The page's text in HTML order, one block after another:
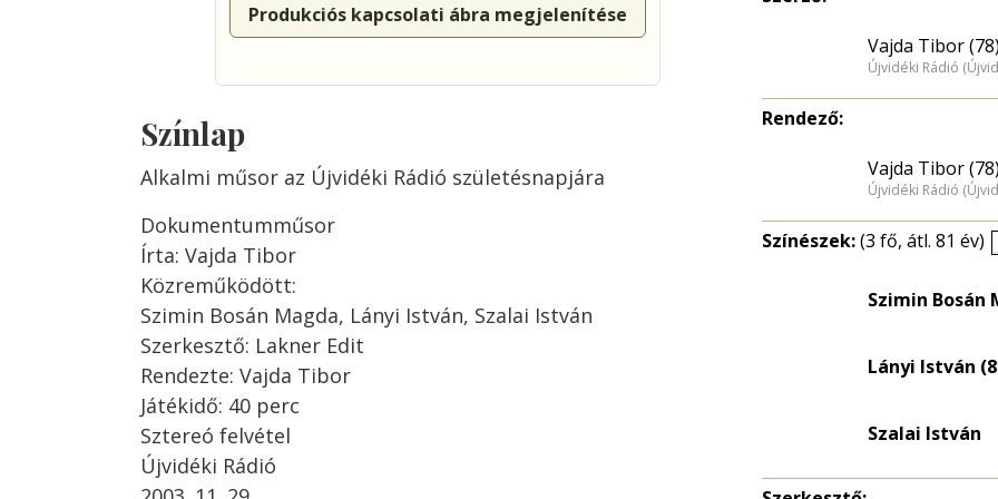
Produkciós kapcsolati ábra megjelenítése
Színlap
Alkalmi műsor az Újvidéki Rádió születésnapjára
Dokumentumműsor
Írta: Vajda Tibor
Közreműködött:
Szimin Bosán Magda, Lányi István, Szalai István
Szerkesztő: Lakner Edit
Rendezte: Vajda Tibor
Játékidő: 40 perc
Sztereó felvétel
Újvidéki Rádió
Vajda Tibor (78)
Újvidéki Rádió
Rendező:
Vajda Tibor (78)
Újvidéki Rádió
Színészek:(3 fő, átl. 81 év)
Szimin Bosán
Lányi István
Szalai István